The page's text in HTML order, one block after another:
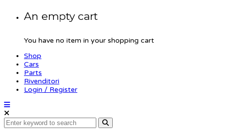
An empty cart
You have no item in your shopping cart
Shop
Cars
Parts
Rivenditori
Login / Register